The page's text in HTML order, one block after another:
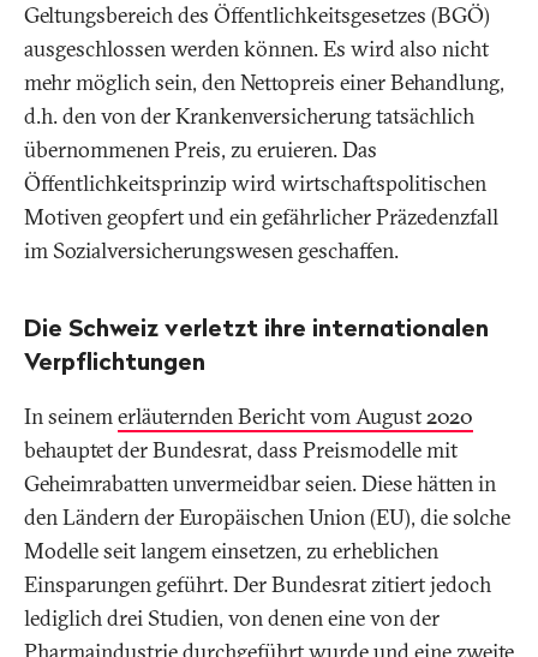
Geltungsbereich des Öffentlichkeitsgesetzes (BGÖ)
ausgeschlossen werden können. Es wird also nicht
mehr möglich sein, den Nettopreis einer Behandlung,
d.h. den von der Krankenversicherung tatsächlich
übernommenen Preis, zu eruieren. Das
Öffentlichkeitsprinzip wird wirtschaftspolitischen
Motiven geopfert und ein gefährlicher Präzedenzfall
im Sozialversicherungswesen geschaffen.
Die Schweiz verletzt ihre internationalen
Verpflichtungen
In seinemerläuternden Bericht vom August 2020
behauptet der Bundesrat, dass Preismodelle mit
Geheimrabatten unvermeidbar seien. Diese hätten in
den Ländern der Europäischen Union (EU), die solche
Modelle seit langem einsetzen, zu erheblichen
Einsparungen geführt. Der Bundesrat zitiert jedoch
lediglich drei Studien, von denen eine von der
Pharmaindustrie durchgeführt wurde und eine zweite